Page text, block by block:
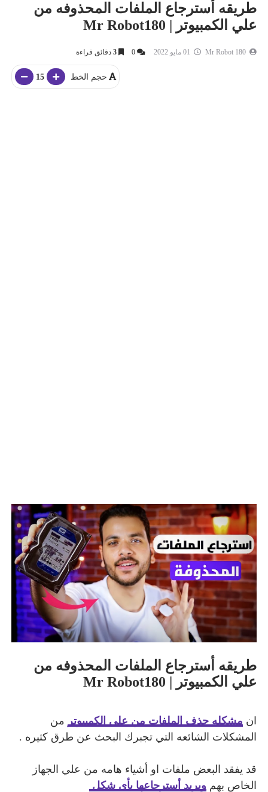
طريقه أسترجاع الملفات المحذوفه من
علي الكمبيوتر | Mr Robot180
Mr Robot 180
0
3دقائق قراءة
حجم الخط 15
طريقه أسترجاع الملفات المحذوفه من
علي الكمبيوتر | Mr Robot180
ان مشكله حذف الملفات من علي الكمبيوتر من
المشكلات الشائعه التي تجبرك البحث عن طرق كثيره .
قد يفقد البعض ملفات او أشياء هامه من علي الجهاز
الخاص بهم ويريد أسترجاعها بأي شكل